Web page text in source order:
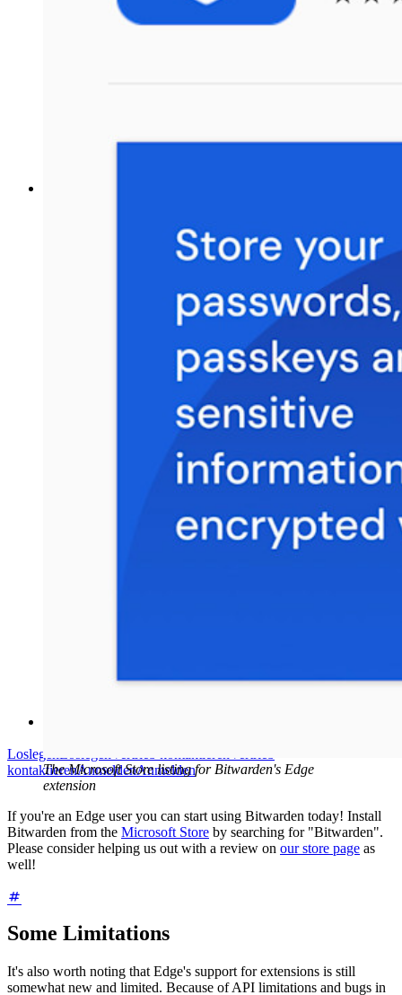
Benutzernamen-Generator
Vergleich mit anderen Anbietern
Sicherheit und Compliance
Open Source Security Summit
Whitepaper zur Sicherheit bei Bitwarden
Community-Forum
LoslegenLoslegen Vertrieb kontaktieren Vertrieb
kontaktierenAnmeldenAnmelden
The Microsoft Store listing for Bitwarden's Edge
extension
If you're an Edge user you can start using Bitwarden today! Install
Bitwarden from the Microsoft Store by searching for "Bitwarden".
Please consider helping us out with a review on our store page as
well!
Some Limitations
It's also worth noting that Edge's support for extensions is still
somewhat new and limited. Because of API limitations and bugs in